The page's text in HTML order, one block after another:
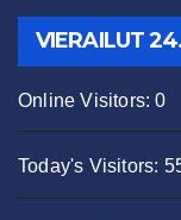
VIERAILUT
Online Visitors:0
Today's Visitors: